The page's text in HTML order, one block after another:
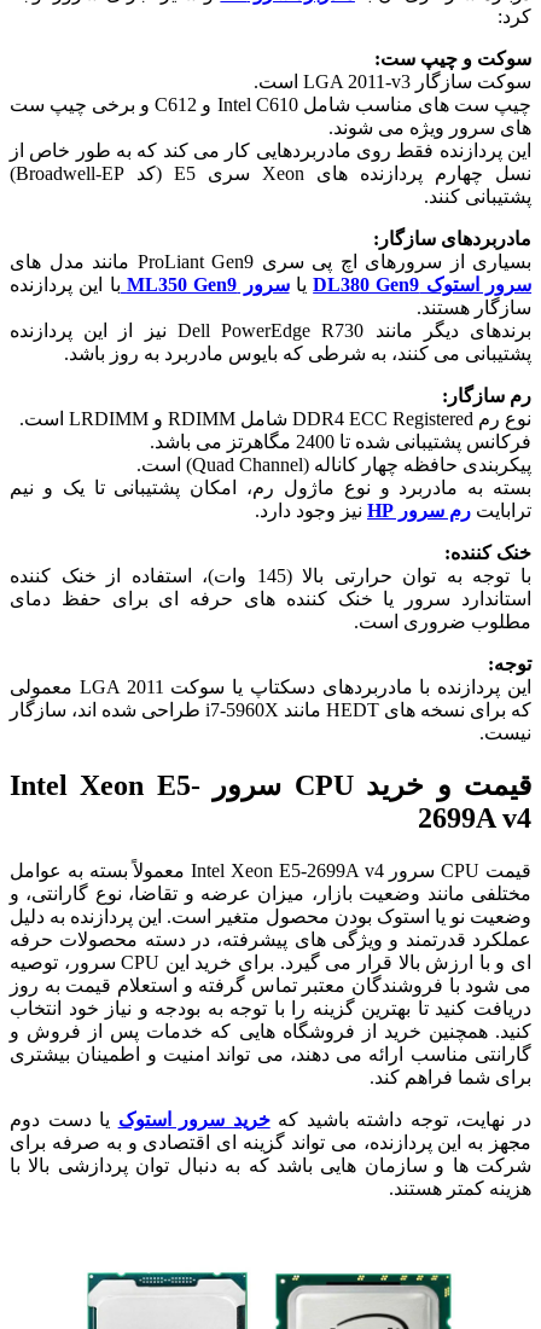
کرد:
سوکت و چیپ ست:
سوکت سازگار LGA 2011-v3 است.
چیپ ست های مناسب شامل Intel C610 و C612 و برخی چیپ ست
های سرور ویژه می شوند.
این پردازنده فقط روی مادربردهایی کار می کند که به طور خاص از
نسل چهارم پردازنده های Xeon سری E5 (کد Broadwell-EP)
پشتیبانی کنند.
مادربردهای سازگار:
بسیاری از سرورهای اچ پی سری ProLiant Gen9 مانند مدل های
سرور استوک DL380 Gen9
یاسرور ML350 Gen9
با این پردازنده
سازگار هستند.
برندهای دیگر مانند Dell PowerEdge R730 نیز از این پردازنده
پشتیبانی می کنند، به شرطی که بایوس مادربرد به روز باشد.
رم سازگار:
نوع رم DDR4 ECC Registered شامل RDIMM و LRDIMM است.
فرکانس پشتیبانی شده تا 2400 مگاهرتز می باشد.
پیکربندی حافظه چهار کاناله (Quad Channel) است.
بسته به مادربرد و نوع ماژول رم، امکان پشتیبانی تا یک و نیم
ترابایت رم سرور HP نیز وجود دارد.
خنک کننده:
با توجه به توان حرارتی بالا (145 وات)، استفاده از خنک کننده
استاندارد سرور یا خنک کننده های حرفه ای برای حفظ دمای
مطلوب ضروری است.
توجه:
این پردازنده با مادربردهای دسکتاپ یا سوکت LGA 2011 معمولی
که برای نسخه های HEDT مانند i7-5960X طراحی شده اند، سازگار
نیست.
قیمت و خرید CPU سرور Intel Xeon E5-
2699A v4
قیمت CPU سرور Intel Xeon E5-2699A v4 معمولاً بسته به عوامل
مختلفی مانند وضعیت بازار، میزان عرضه و تقاضا، نوع گارانتی، و
وضعیت نو یا استوک بودن محصول متغیر است. این پردازنده به دلیل
عملکرد قدرتمند و ویژگی های پیشرفته، در دسته محصولات حرفه
ای و با ارزش بالا قرار می گیرد. برای خرید این CPU سرور، توصیه
می شود با فروشندگان معتبر تماس گرفته و استعلام قیمت به روز
دریافت کنید تا بهترین گزینه را با توجه به بودجه و نیاز خود انتخاب
کنید. همچنین خرید از فروشگاه هایی که خدمات پس از فروش و
گارانتی مناسب ارائه می دهند، می تواند امنیت و اطمینان بیشتری
برای شما فراهم کند.
در نهایت، توجه داشته باشید کهخرید سرور استوک یا دست دوم
مجهز به این پردازنده، می تواند گزینه ای اقتصادی و به صرفه برای
شرکت ها و سازمان هایی باشد که به دنبال توان پردازشی بالا با
هزینه کمتر هستند.